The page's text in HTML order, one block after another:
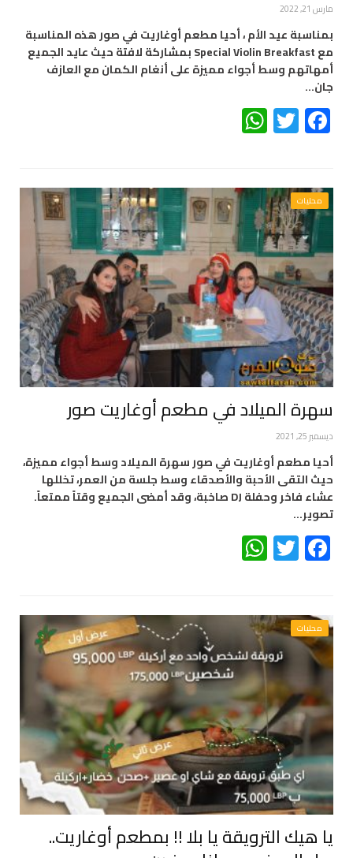
مارس 21, 2022
بمناسبة عيد الأم ، أحيا مطعم أوغاريت في صور هذه المناسبة
مع Special Violin Breakfast بمشاركة لافتة حيث عايد الجميع
أمهاتهم وسط أجواء مميزة على أنغام الكمان مع العازف
جان…
Facebook
Twitter
محليات
سهرة الميلاد في مطعم أوغاريت صور
ديسمبر 25, 2021
أحيا مطعم أوغاريت في صور سهرة الميلاد وسط أجواء مميزة،
حيث التقى الأحبة والأصدقاء وسط جلسة من العمر، تخللها
عشاء فاخر وحفلة DJ صاخبة، وقد أمضى الجميع وقتاً ممتعاً.
تصوير…
Facebook
Twitter
محليات
يا هيك الترويقة يا بلا !! بمطعم أوغاريت..